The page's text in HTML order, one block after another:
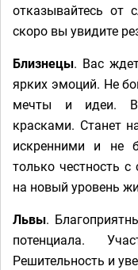
отказывайтесь от
скоро вы увидите
Близнецы. Вас
ярких эмоций. Не
мечты и идеи.
красками. Станет
искренними и не
только честность
на новый уровень
Львы.
потенциала.
Решительность и